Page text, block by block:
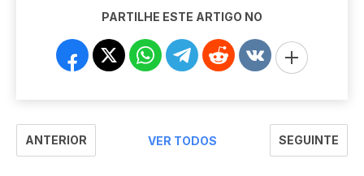
PARTILHE ESTE ARTIGO NO
ANTERIOR VER TODOS SEGUINTE